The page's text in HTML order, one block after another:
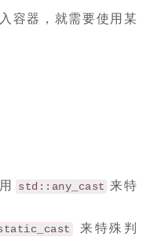
容器，就需要使用某
std::any_cast 来特
来特殊判